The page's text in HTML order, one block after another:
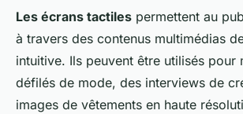
Les écrans tactiles permettent au
à travers des contenus multimédias
intuitive. Ils peuvent être utilisés pour
défilés de mode, des interviews de
images de vêtements en haute